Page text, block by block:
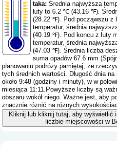
taka: Średnia najwyższa
luty to 6.2 ℃ (43.16 ℉).
(28.22 ℉). Pod począwszu z
temperatur, średnia
(40.19 ℉). Pod koncu z luty
temperatur, średnia
(47.03 ℉). Średnia liczba
suma opadów 67.6 mm (
planowaniu podróży pamiętaj, że
tych średnich wartości. Długość dnia
około 9:48 (godziny i minuty), w w
miesiąca 11:11.Powyższe liczby są
obszaru wokół niego. Ważne jest, aby
znacznie różnić na różnych
Kliknij lub kliknij tutaj, aby wyświetlić
liczbie miejscowości w